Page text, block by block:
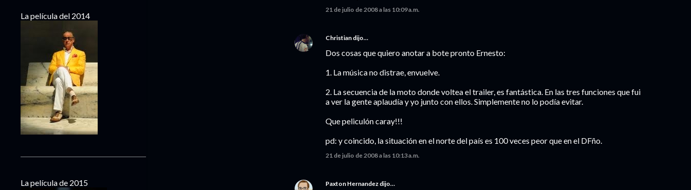
21 de julio de 2008 a las 10:09 a.m.
Christian dijo…
Dos cosas que quiero anotar a bote pronto Ernesto:
1. La música no distrae, envuelve.
2. La secuencia de la moto donde voltea el trailer, es fantástica. En las tres funciones que fui
a ver la gente aplaudía y yo junto con ellos. Simplemente no lo podía evitar.
Que peliculón caray!!!
pd: y coincido, la situación en el norte del país es 100 veces peor que en el DFño.
21 de julio de 2008 a las 10:13 a.m.
Paxton Hernandez dijo…
La película del 2014
La película de 2015